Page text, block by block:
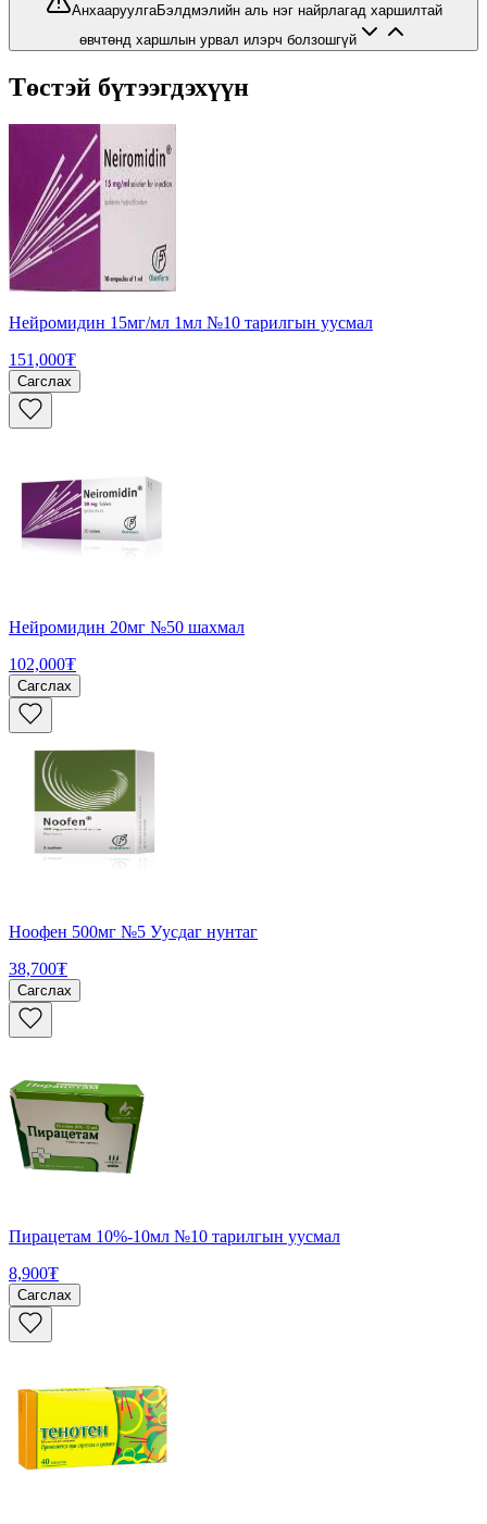
АнхааруулгаБэлдмэлийн аль нэг найрлагад харшилтай
өвчтөнд харшлын урвал илэрч болзошгүй
Төстэй бүтээгдэхүүн
Нейромидин 15мг/мл 1мл №10 тарилгын уусмал
151,000₮
Сагслах
Нейромидин 20мг №50 шахмал
102,000₮
Сагслах
Ноофен 500мг №5 Уусдаг нунтаг
38,700₮
Сагслах
Пирацетам 10%-10мл №10 тарилгын уусмал
8,900₮
Сагслах